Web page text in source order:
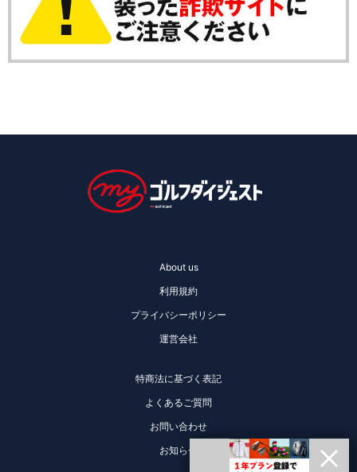
About us
利用規約
プライバシーポリシー
運営会社
特商法に基づく表記
よくあるご質問
お問い合わせ
お知らせ